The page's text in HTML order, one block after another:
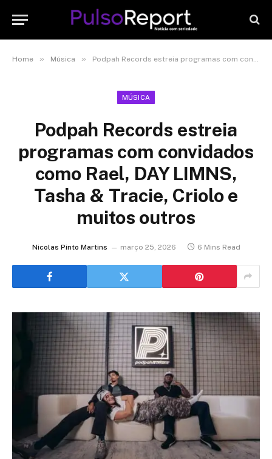
Home » Música » Podpah Records estreia programas com convidados como Rael, DAY LIMNS, Tasha & Tracie, Criolo e muitos outros
MÚSICA
Podpah Records estreia
programas com convidados
como Rael, DAY LIMNS,
Tasha & Tracie, Criolo e
muitos outros
Nicolas Pinto Martins março 25, 2026 6 Mins Read